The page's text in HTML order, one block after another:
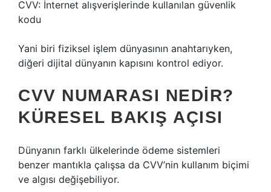
CVV: İnternet alışverişlerinde kullanılan güvenlik
kodu
Yani biri fiziksel işlem dünyasının anahtarıyken,
diğeri dijital dünyanın kapısını kontrol ediyor.
CVV NUMARASI NEDIR?
KÜRESEL BAKIŞ AÇISI
Dünyanın farklı ülkelerinde ödeme sistemleri
benzer mantıkla çalışsa da CVV’nin kullanım biçimi
ve algısı değişebiliyor.